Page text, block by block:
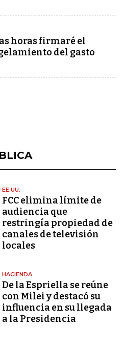
horas firmaré el
del gasto
EE.UU.
FCC elimina límite de
audiencia que
restringía propiedad de
canales de televisión
locales
HACIENDA
De la Espriella se reúne
con Milei y destacó su
influencia en su llegada
a la Presidencia